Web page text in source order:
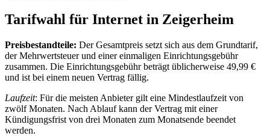
Tarifwahl für Internet in Zeigerheim
Preisbestandteile: Der Gesamtpreis setzt sich aus dem Grundtarif,
der Mehrwertsteuer und einer einmaligen Einrichtungsgebühr
zusammen. Die Einrichtungsgebühr beträgt üblicherweise 49,99 €
und ist bei einem neuen Vertrag fällig.
Laufzeit: Für die meisten Anbieter gilt eine Mindestlaufzeit von
zwölf Monaten. Nach Ablauf kann der Vertrag mit einer
Kündigungsfrist von drei Monaten zum Monatsende beendet
werden.